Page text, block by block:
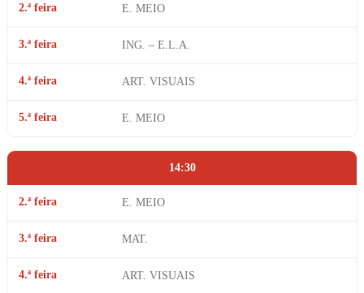
2.ª feira E. MEIO
3.ª feira ING. – E.L.A.
4.ª feira ART. VISUAIS
5.ª feira E. MEIO
14:30
2.ª feira E. MEIO
3.ª feira MAT.
4.ª feira ART. VISUAIS